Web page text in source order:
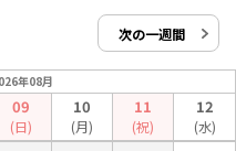
次の一週間
年08月
09
(日)
10
(月)
11
(祝)
12
(水)